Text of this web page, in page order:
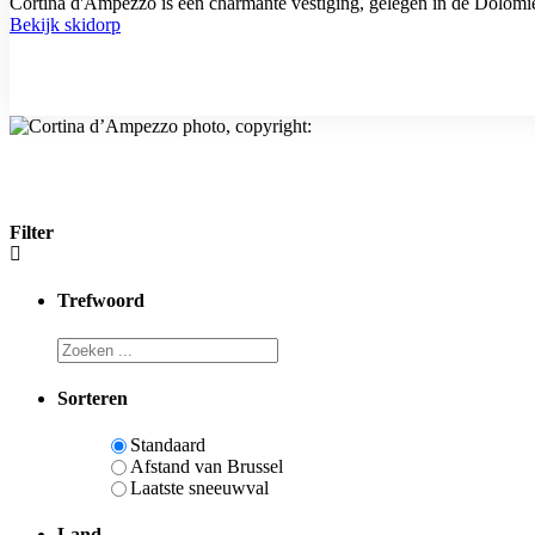
Bekijk skidorp
Filter
Trefwoord
Sorteren
Standaard
Afstand van Brussel
Laatste sneeuwval